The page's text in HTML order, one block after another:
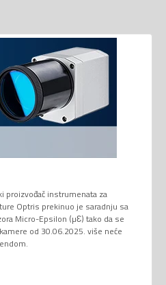
proizvođač instrumenata za
Optris prekinuo je saradnju sa
Micro-Epsilon (µƐ) tako da se
od 30.06.2025. više neće